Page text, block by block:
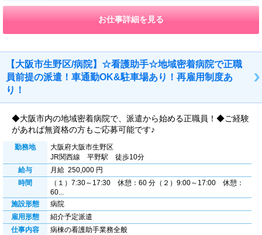
お仕事詳細を見る
【大阪市生野区/病院】☆看護助手☆地域密着病院で正職
員前提の派遣！車通勤OK&駐車場あり！再雇用制度あ
り！
◆大阪市内の地域密着病院で、派遣から始める正職員！◆ご経験
があれば無資格の方もご応募可能です♪
勤務地
大阪府大阪市生野区
JR関西線 平野駅 徒歩10分
給与
月給 250,000 円
時間
（１）7:30～17:30 休憩：60 分（２）9:00～17:00 休憩：
60...
施設形態
病院
雇用形態
紹介予定派遣
仕事内容
病棟の看護助手業務全般